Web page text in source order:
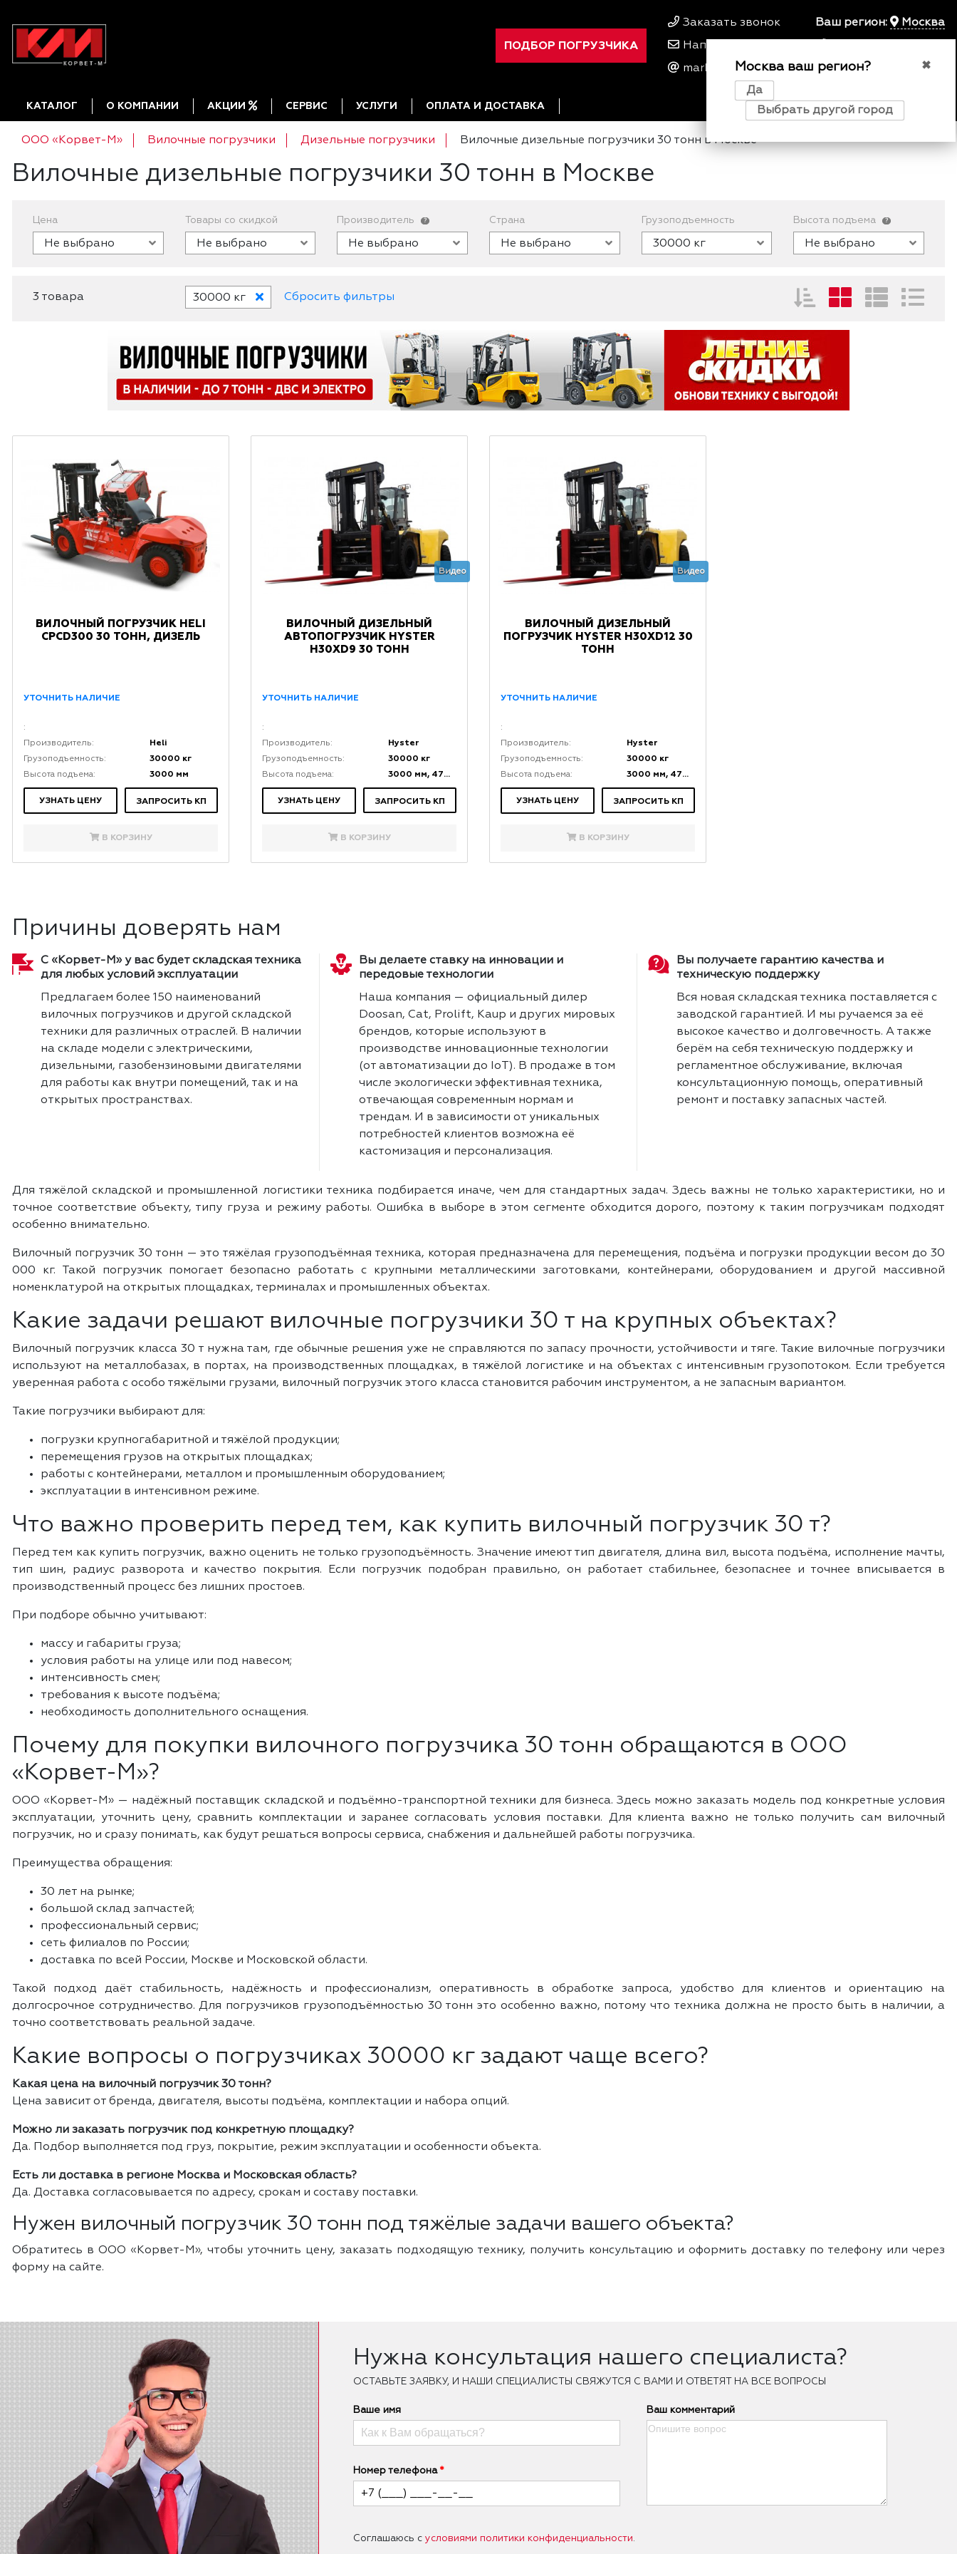
ПОДБОР ПОГРУЗЧИКА
Заказать звонок
Написать нам
marketing@kfork.ru
Ваш регион: Москва
✖
Москва ваш регион?
Да
Выбрать другой город
Пн-Пт 9
00
КАТАЛОГ О КОМПАНИИ АКЦИИ СЕРВИС УСЛУГИ ОПЛАТА И ДОСТАВКА 0
ООО «Корвет-М» Вилочные погрузчики Дизельные погрузчики Вилочные дизельные погрузчики 30 тонн в Москве
Вилочные дизельные погрузчики 30 тонн в Москве
Цена
Не выбрано
Товары со скидкой
Не выбрано
Производитель ?
Не выбрано
Страна
Не выбрано
Грузоподъемность
30000 кг
Высота подъема ?
Не выбрано
3 товара 30000 кг Сбросить фильтры
ВИЛОЧНЫЙ ПОГРУЗЧИК HELI
CPCD300 30 ТОНН, ДИЗЕЛЬ
УТОЧНИТЬ НАЛИЧИЕ
:
Производитель:
Heli
Грузоподъемность: 30000 кг
Высота подъема: 3000 мм
УЗНАТЬ ЦЕНУ ЗАПРОСИТЬ КП
В КОРЗИНУ
Видео
ВИЛОЧНЫЙ ДИЗЕЛЬНЫЙ
АВТОПОГРУЗЧИК HYSTER
H30XD9 30 ТОНН
УТОЧНИТЬ НАЛИЧИЕ
:
Производитель:
Hyster
Грузоподъемность: 30000 кг
Высота подъема: 3000 мм, 4700 мм
УЗНАТЬ ЦЕНУ ЗАПРОСИТЬ КП
В КОРЗИНУ
Видео
ВИЛОЧНЫЙ ДИЗЕЛЬНЫЙ
ПОГРУЗЧИК HYSTER H30XD12 30
ТОНН
УТОЧНИТЬ НАЛИЧИЕ
:
Производитель:
Hyster
Грузоподъемность: 30000 кг
Высота подъема: 3000 мм, 4700 мм
УЗНАТЬ ЦЕНУ ЗАПРОСИТЬ КП
В КОРЗИНУ
Причины доверять нам
С «Корвет-М» у вас будет складская техника
для любых условий эксплуатации
Предлагаем более 150 наименований
вилочных погрузчиков и другой складской
техники для различных отраслей. В наличии
на складе модели с электрическими,
дизельными, газобензиновыми двигателями
для работы как внутри помещений, так и на
открытых пространствах.
Вы делаете ставку на инновации и
передовые технологии
Наша компания — официальный дилер
Doosan, Cat, Prolift, Kaup и других мировых
брендов, которые используют в
производстве инновационные технологии
(от автоматизации до IoT). В продаже в том
числе экологически эффективная техника,
отвечающая современным нормам и
трендам. И в зависимости от уникальных
потребностей клиентов возможна её
кастомизация и персонализация.
Вы получаете гарантию качества и
техническую поддержку
Вся новая складская техника поставляется с
заводской гарантией. И мы ручаемся за её
высокое качество и долговечность. А также
берём на себя техническую поддержку и
регламентное обслуживание, включая
консультационную помощь, оперативный
ремонт и поставку запасных частей.
Для тяжёлой складской и промышленной логистики техника подбирается иначе, чем для стандартных задач. Здесь важны не только характеристики, но и
точное соответствие объекту, типу груза и режиму работы. Ошибка в выборе в этом сегменте обходится дорого, поэтому к таким погрузчикам подходят
особенно внимательно.
Вилочный погрузчик 30 тонн — это тяжёлая грузоподъёмная техника, которая предназначена для перемещения, подъёма и погрузки продукции весом до 30
000 кг. Такой погрузчик помогает безопасно работать с крупными металлическими заготовками, контейнерами, оборудованием и другой массивной
номенклатурой на открытых площадках, терминалах и промышленных объектах.
Какие задачи решают вилочные погрузчики 30 т на крупных объектах?
Вилочный погрузчик класса 30 т нужна там, где обычные решения уже не справляются по запасу прочности, устойчивости и тяге. Такие вилочные погрузчики
используют на металлобазах, в портах, на производственных площадках, в тяжёлой логистике и на объектах с интенсивным грузопотоком. Если требуется
уверенная работа с особо тяжёлыми грузами, вилочный погрузчик этого класса становится рабочим инструментом, а не запасным вариантом.
Такие погрузчики выбирают для:
погрузки крупногабаритной и тяжёлой продукции;
перемещения грузов на открытых площадках;
работы с контейнерами, металлом и промышленным оборудованием;
эксплуатации в интенсивном режиме.
Что важно проверить перед тем, как купить вилочный погрузчик 30 т?
Перед тем как купить погрузчик, важно оценить не только грузоподъёмность. Значение имеют тип двигателя, длина вил, высота подъёма, исполнение мачты,
тип шин, радиус разворота и качество покрытия. Если погрузчик подобран правильно, он работает стабильнее, безопаснее и точнее вписывается в
производственный процесс без лишних простоев.
При подборе обычно учитывают:
массу и габариты груза;
условия работы на улице или под навесом;
интенсивность смен;
требования к высоте подъёма;
необходимость дополнительного оснащения.
Почему для покупки вилочного погрузчика 30 тонн обращаются в ООО
«Корвет-М»?
ООО «Корвет-М» — надёжный поставщик складской и подъёмно-транспортной техники для бизнеса. Здесь можно заказать модель под конкретные условия
эксплуатации, уточнить цену, сравнить комплектации и заранее согласовать условия поставки. Для клиента важно не только получить сам вилочный
погрузчик, но и сразу понимать, как будут решаться вопросы сервиса, снабжения и дальнейшей работы погрузчика.
Преимущества обращения:
30 лет на рынке;
большой склад запчастей;
профессиональный сервис;
сеть филиалов по России;
доставка по всей России, Москве и Московской области.
Такой подход даёт стабильность, надёжность и профессионализм, оперативность в обработке запроса, удобство для клиентов и ориентацию на
долгосрочное сотрудничество. Для погрузчиков грузоподъёмностью 30 тонн это особенно важно, потому что техника должна не просто быть в наличии, а
точно соответствовать реальной задаче.
Какие вопросы о погрузчиках 30000 кг задают чаще всего?
Какая цена на вилочный погрузчик 30 тонн?
Цена зависит от бренда, двигателя, высоты подъёма, комплектации и набора опций.
Можно ли заказать погрузчик под конкретную площадку?
Да. Подбор выполняется под груз, покрытие, режим эксплуатации и особенности объекта.
Есть ли доставка в регионе Москва и Московская область?
Да. Доставка согласовывается по адресу, срокам и составу поставки.
Нужен вилочный погрузчик 30 тонн под тяжёлые задачи вашего объекта?
Обратитесь в ООО «Корвет-М», чтобы уточнить цену, заказать подходящую технику, получить консультацию и оформить доставку по телефону или через
форму на сайте.
Нужна консультация нашего специалиста?
ОCТАВЬТЕ ЗАЯВКУ, И НАШИ СПЕЦИАЛИСТЫ СВЯЖУТСЯ С ВАМИ И ОТВЕТЯТ НА ВСЕ ВОПРОСЫ
Ваше имя
Номер телефона
Ваш комментарий
Соглашаюсь с условиями политики конфиденциальности.